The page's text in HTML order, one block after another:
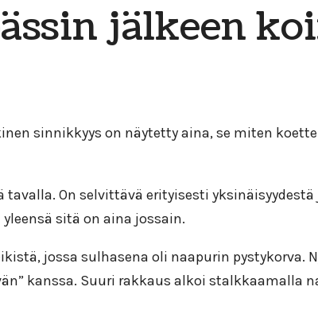
jälkeen
sinnikkyys on näytetty aina, se miten
On selvittävä erityisesti
sitä on aina jossain.
jossa sulhasena oli naapurin pystykorva.
kanssa. Suuri rakkaus alkoi stalkkaamalla